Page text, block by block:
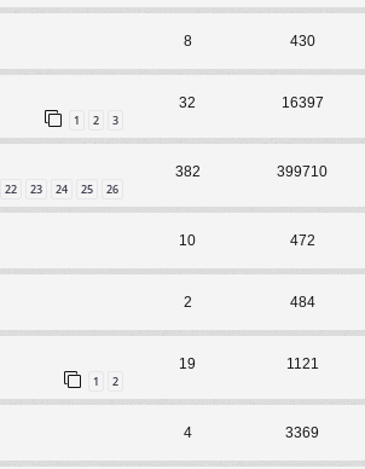
8 430
1 2 3
32 16397
22 23 24 25 26
382 399710
10 472
2 484
1 2
19 1121
4 3369